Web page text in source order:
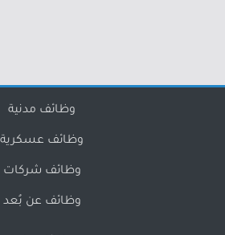
وظائف مدنية
وظائف عسكرية
وظائف شركات
وظائف عن بُعد